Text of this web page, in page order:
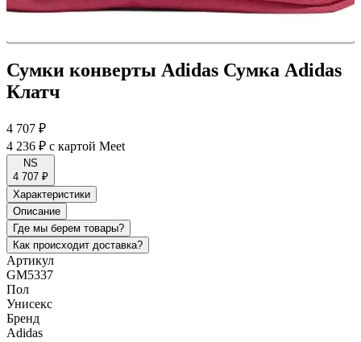
Сумки конверты Adidas Сумка Adidas
Клатч
4 707 ₽
4 236 ₽ с картой Meet
NS
4 707 ₽
Характеристики
Описание
Где мы берем товары?
Как происходит доставка?
Артикул
GM5337
Пол
Унисекс
Бренд
Adidas